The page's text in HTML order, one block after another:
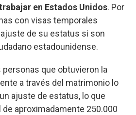
en Estados Unidos. Por
con visas temporales
de su estatus si son
estadounidense.
personas que obtuvieron la
a través del matrimonio lo
ajuste de estatus, lo que
aproximadamente 250.000